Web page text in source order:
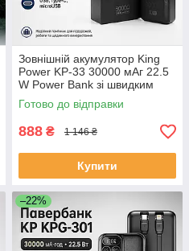
Зовнішній акумулятор King
Power KP-33 30000 мАг 22.5
W Power Bank зі швидким
заряджанням ЕКОБОКС
Готово до відправки
888 ₴ 1 146 ₴
Купити
–22%